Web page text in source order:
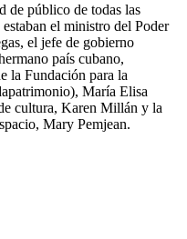
de público de todas las
el ministro del Poder
el jefe de gobierno
país cubano,
la Fundación para la
María Elisa
cultura, Karen Millán y la
Mary Pemjean.